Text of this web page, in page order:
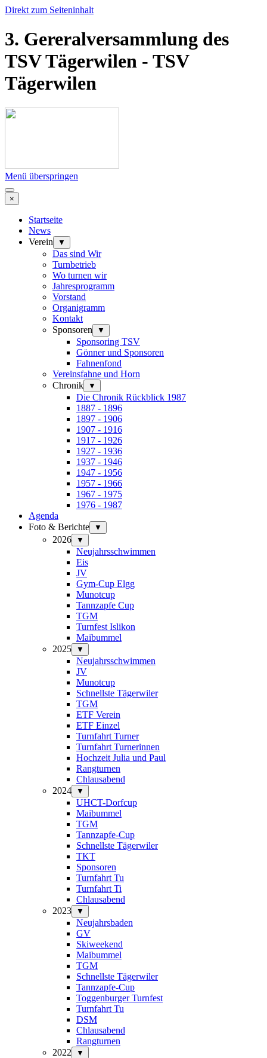
Direkt zum Seiteninhalt
3. Gereralversammlung des
TSV Tägerwilen - TSV
Tägerwilen
Menü überspringen
×
Startseite
News
Verein
▼
Das sind Wir
Turnbetrieb
Wo turnen wir
Jahresprogramm
Vorstand
Organigramm
Kontakt
Sponsoren
▼
Sponsoring TSV
Gönner und Sponsoren
Fahnenfond
Vereinsfahne und Horn
Chronik
▼
Die Chronik Rückblick 1987
1887 - 1896
1897 - 1906
1907 - 1916
1917 - 1926
1927 - 1936
1937 - 1946
1947 - 1956
1957 - 1966
1967 - 1975
1976 - 1987
Agenda
Foto & Berichte
▼
2026 ▼
Neujahrsschwimmen
Eis
JV
Gym-Cup Elgg
Munotcup
Tannzapfe Cup
TGM
Turnfest Islikon
Maibummel
2025
▼
Neujahrsschwimmen
JV
Munotcup
Schnellste Tägerwiler
TGM
ETF Verein
ETF Einzel
Turnfahrt Turner
Turnfahrt Turnerinnen
Hochzeit Julia und Paul
Rangturnen
Chlausabend
2024
▼
UHCT-Dorfcup
Maibummel
TGM
Tannzapfe-Cup
Schnellste Tägerwiler
TKT
Sponsoren
Turnfahrt Tu
Turnfahrt Ti
Chlausabend
2023
▼
Neujahrsbaden
GV
Skiweekend
Maibummel
TGM
Schnellste Tägerwiler
Tannzapfe-Cup
Toggenburger Turnfest
Turnfahrt Tu
DSM
Chlausabend
Rangturnen
2022
▼